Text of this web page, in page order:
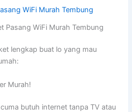
Pasang WiFi Murah Tembung
lengkap buat lo yang mau
Murah!
butuh internet tanpa TV atau